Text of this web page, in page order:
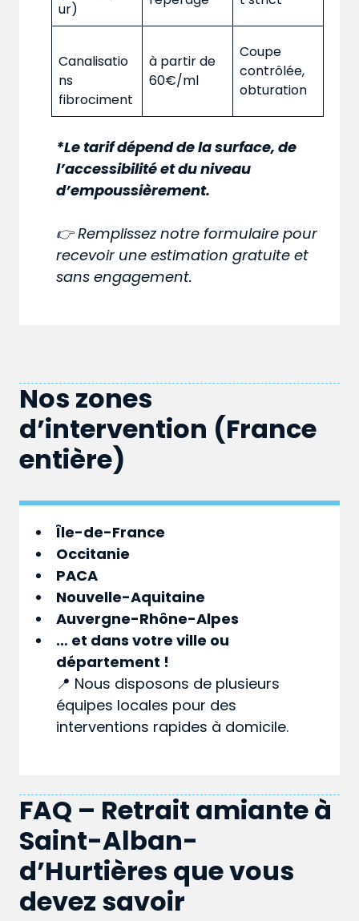
ur)
Canalisatio
ns
fibrociment
à partir de
60€/ml
Coupe
contrôlée,
obturation
*Le tarif dépend de la surface, de
l’accessibilité et du niveau
d’empoussièrement.
👉 Remplissez notre formulaire pour
recevoir une estimation gratuite et
sans engagement.
Nos zones
d’intervention (France
entière)
Île-de-France
Occitanie
PACA
Nouvelle-Aquitaine
Auvergne-Rhône-Alpes
… et dans votreville ou
département !
📍 Nous disposons de plusieurs
équipes locales pour des
interventions rapides à domicile.
FAQ – Retrait amiante à
Saint-Alban-
d’Hurtières que vous
devez savoir